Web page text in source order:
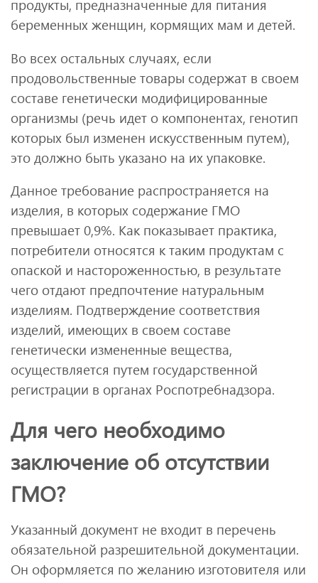
продукты, предназначенные для питания
беременных женщин, кормящих мам и детей.
Во всех остальных случаях, если
продовольственные товары содержат в своем
составе генетически модифицированные
организмы (речь идет о компонентах, генотип
которых был изменен искусственным путем),
это должно быть указано на их упаковке.
Данное требование распространяется на
изделия, в которых содержание ГМО
превышает 0,9%. Как показывает практика,
потребители относятся к таким продуктам с
опаской и настороженностью, в результате
чего отдают предпочтение натуральным
изделиям. Подтверждение соответствия
изделий, имеющих в своем составе
генетически измененные вещества,
осуществляется путем государственной
регистрации в органах Роспотребнадзора.
Для чего необходимо
заключение об отсутствии
ГМО?
Указанный документ не входит в перечень
обязательной разрешительной документации.
Он оформляется по желанию изготовителя или